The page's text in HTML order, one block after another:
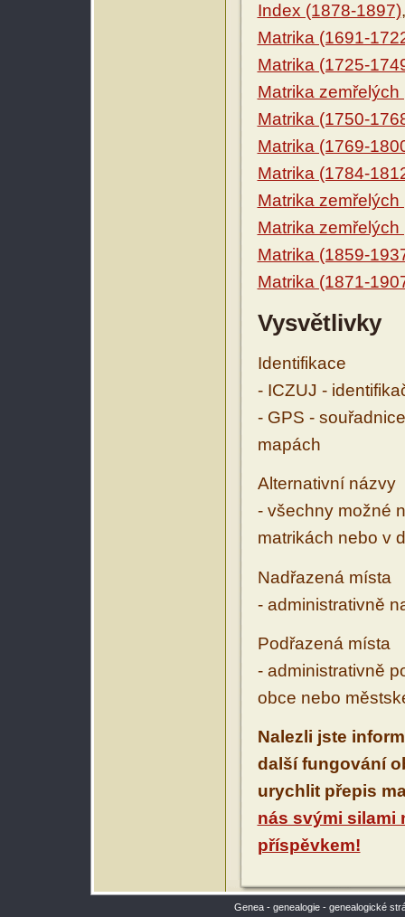
Index (1878-1897)
Matrika (1691-
Matrika (1725-
Matrika
Matrika (1750-
Matrika (1769-
Matrika (1784-
Matrika
Matrika
Matrika (1859-
Matrika (1871-
Vysvětlivky
Identifikace
- ICZUJ -
- GPS -
mapách
Alternativní názvy
- všechny možné
matrikách nebo v
Nadřazená místa
- administrativně
Podřazená místa
- administrativně
obce nebo
Nalezli jste
další fungování
urychlit přepis
nás svými silami
příspěvkem!
Genea - genealogie - genealogické